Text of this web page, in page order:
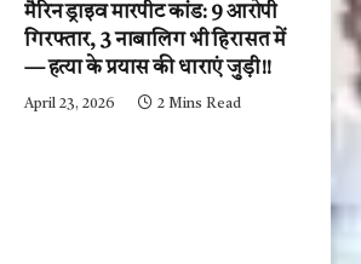
मैरिन ड्राइव मारपीट कांड: 9 आरोपी
गिरफ्तार, 3 नाबालिग भी हिरासत में
— हत्या के प्रयास की धाराएं जुड़ी!!
April 23, 2026 2 Mins Read